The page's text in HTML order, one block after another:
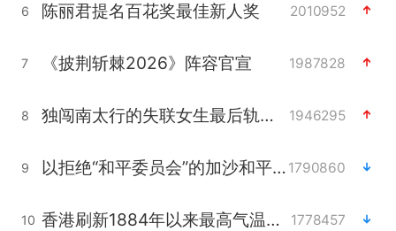
6 陈丽君提名百花奖最佳新人奖 2010952
7 《披荆斩棘2026》阵容官宣 1987828
8 独闯南太行的失联女生最后轨迹已确认 1946295
9 以拒绝“和平委员会”的加沙和平计划 1790860
10 香港刷新1884年以来最高气温纪录 1778457